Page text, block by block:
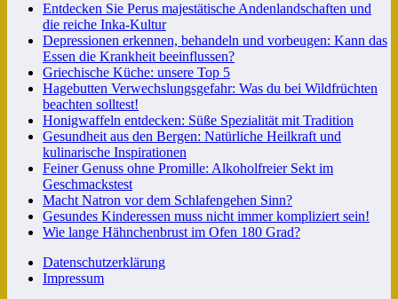
Entdecken Sie Perus majestätische Andenlandschaften und
die reiche Inka-Kultur
Depressionen erkennen, behandeln und vorbeugen: Kann das
Essen die Krankheit beeinflussen?
Griechische Küche: unsere Top 5
Hagebutten Verwechslungsgefahr: Was du bei Wildfrüchten
beachten solltest!
Honigwaffeln entdecken: Süße Spezialität mit Tradition
Gesundheit aus den Bergen: Natürliche Heilkraft und
kulinarische Inspirationen
Feiner Genuss ohne Promille: Alkoholfreier Sekt im
Geschmackstest
Macht Natron vor dem Schlafengehen Sinn?
Gesundes Kinderessen muss nicht immer kompliziert sein!
Wie lange Hähnchenbrust im Ofen 180 Grad?
Datenschutzerklärung
Impressum